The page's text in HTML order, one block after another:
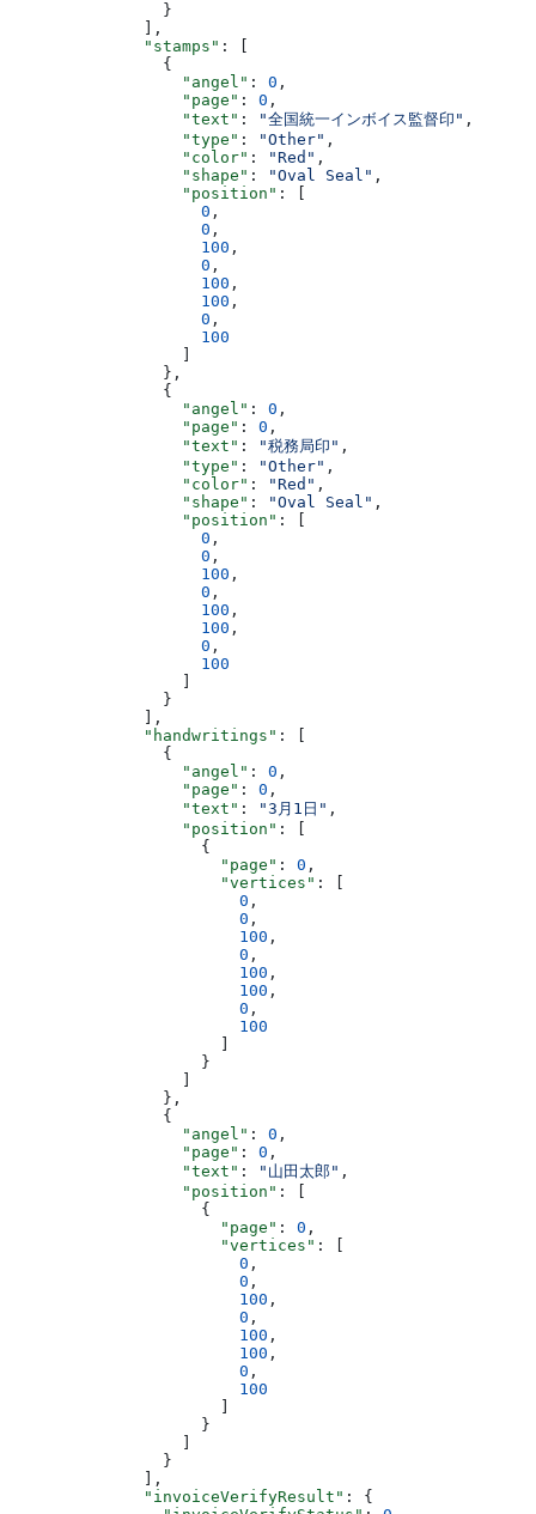
                }
              ],
              "stamps"
: [
                {
                  "angel"
: 0 ,
                  "page"
: 0 ,
                  "text"
: "全国統一インボイス監督印" ,
                  "type"
: "Other" ,
                  "color"
: "Red" ,
                  "shape"
: "Oval Seal" ,
                  "position"
: [
                    0
,
                    0
,
                    100
,
                    0
,
                    100
,
                    100
,
                    0
,
                    100
                },
                {
                  "angel"
: 0 ,
                  "page"
: 0 ,
                  "text"
: "税務局印" ,
                  "type"
: "Other" ,
                  "color"
: "Red" ,
                  "shape"
: "Oval Seal" ,
                  "position"
: [
                    0
,
                    0
,
                    100
,
                    0
,
                    100
,
                    100
,
                    0
,
                    100
                }
              ],
              "handwritings"
: [
                {
                  "angel"
: 0 ,
                  "page"
: 0 ,
                  "text"
: "3月1日" ,
                  "position"
: [
                    {
                      "page"
: 0 ,
                      "vertices"
: [
                        0
,
                        0
,
                        100
,
                        0
,
                        100
,
                        100
,
                        0
,
                        100
                    }
                },
                {
                  "angel"
: 0 ,
                  "page"
: 0 ,
                  "text"
: "山田太郎" ,
                  "position"
: [
                    {
                      "page"
: 0 ,
                      "vertices"
: [
                        0
,
                        0
,
                        100
,
                        0
,
                        100
,
                        100
,
                        0
,
                        100
                    }
                }
              ],
              "invoiceVerifyResult"
: {